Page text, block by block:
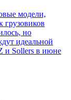
модели,
грузовиков
но
идеальной
и Sollers в июне